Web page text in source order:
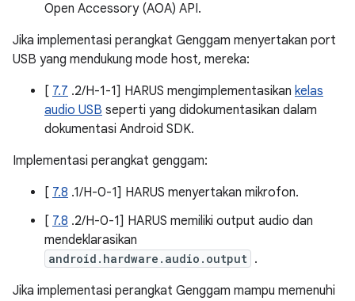
Open Accessory (AOA) API.
Jika implementasi perangkat Genggam menyertakan port
USB yang mendukung mode host, mereka:
[ 7.7 .2/H-1-1] HARUS mengimplementasikan kelas
audio USB seperti yang didokumentasikan dalam
dokumentasi Android SDK.
Implementasi perangkat genggam:
[ 7.8 .1/H-0-1] HARUS menyertakan mikrofon.
[ 7.8 .2/H-0-1] HARUS memiliki output audio dan
mendeklarasikan
android.hardware.audio.output .
Jika implementasi perangkat Genggam mampu memenuhi